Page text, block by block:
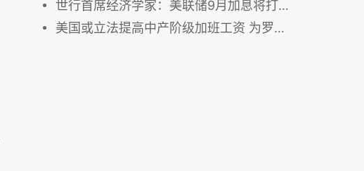
世行首席经济学家：美联储9月加息将打击新兴市场
美国或立法提高中产阶级加班工资 为罗斯福政府以来首次